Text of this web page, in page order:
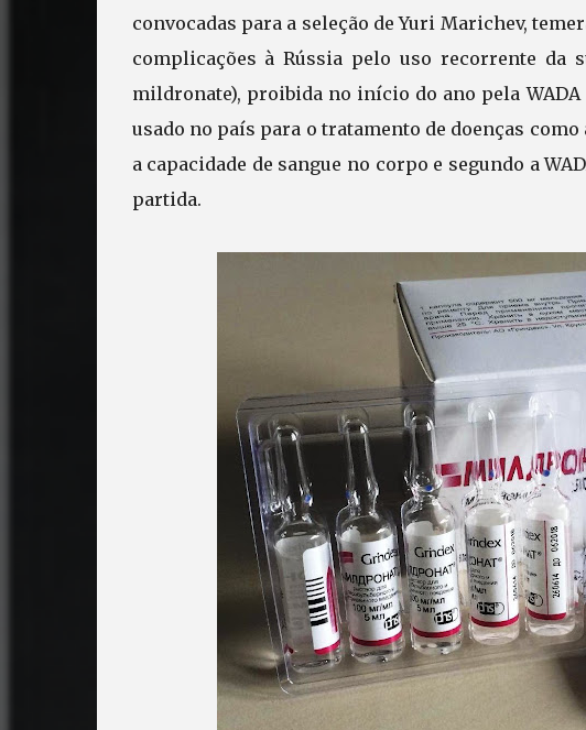
convocadas para a seleção de Yuri Marichev,
complicações à Rússia pelo uso recorrente da
mildronate), proibida no início do ano pela
usado no país para o tratamento de doenças
a capacidade de sangue no corpo e segundo a
partida.